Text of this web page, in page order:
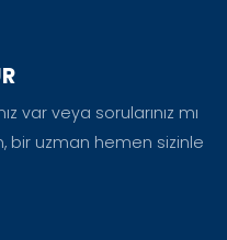
var veya sorularınız mı
bir uzman hemen sizinle